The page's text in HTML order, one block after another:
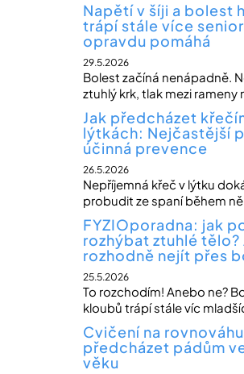
Napětí v šíji a bolest
trápí stále více
opravdu pomáhá
29.5.2026
Bolest začíná nenápadně.
ztuhlý krk, tlak mezi rameny
Jak předcházet
lýtkách: Nejčastější
účinná prevence
26.5.2026
Nepříjemná křeč v lýtku
probudit ze spaní během
FYZIOporadna: jak
rozhýbat ztuhlé tělo?
rozhodně nejít přes
25.5.2026
To rozchodím! Anebo ne?
kloubů trápí stále víc
Cvičení na
předcházet pádům
věku